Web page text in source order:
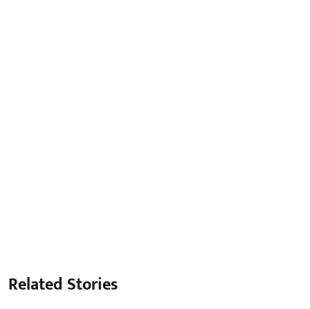
Related Stories